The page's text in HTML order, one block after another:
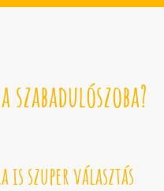
is szuper választás